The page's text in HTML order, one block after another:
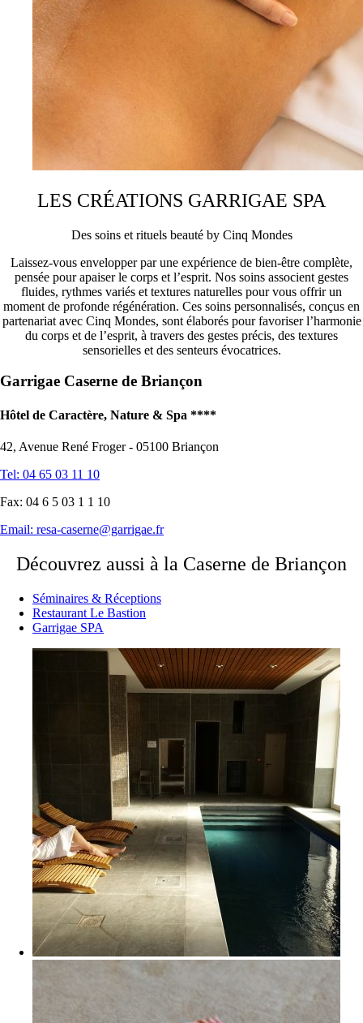
LES CRÉATIONS GARRIGAE SPA
Des soins et rituels beauté by Cinq Mondes
Laissez-vous envelopper par une expérience de bien-être complète,
pensée pour apaiser le corps et l’esprit. Nos soins associent gestes
fluides, rythmes variés et textures naturelles pour vous offrir un
moment de profonde régénération. Ces soins personnalisés, conçus en
partenariat avec Cinq Mondes, sont élaborés pour favoriser l’harmonie
du corps et de l’esprit, à travers des gestes précis, des textures
sensorielles et des senteurs évocatrices.
Garrigae Caserne de Briançon
Hôtel de Caractère, Nature & Spa ****
42, Avenue René Froger - 05100 Briançon
Tel: 04 65 03 11 10
Fax: 04 6 5 03 1 1 10
Email: resa-caserne@garrigae.fr
Découvrez aussi à la Caserne de Briançon
Séminaires & Réceptions
Restaurant Le Bastion
Garrigae SPA